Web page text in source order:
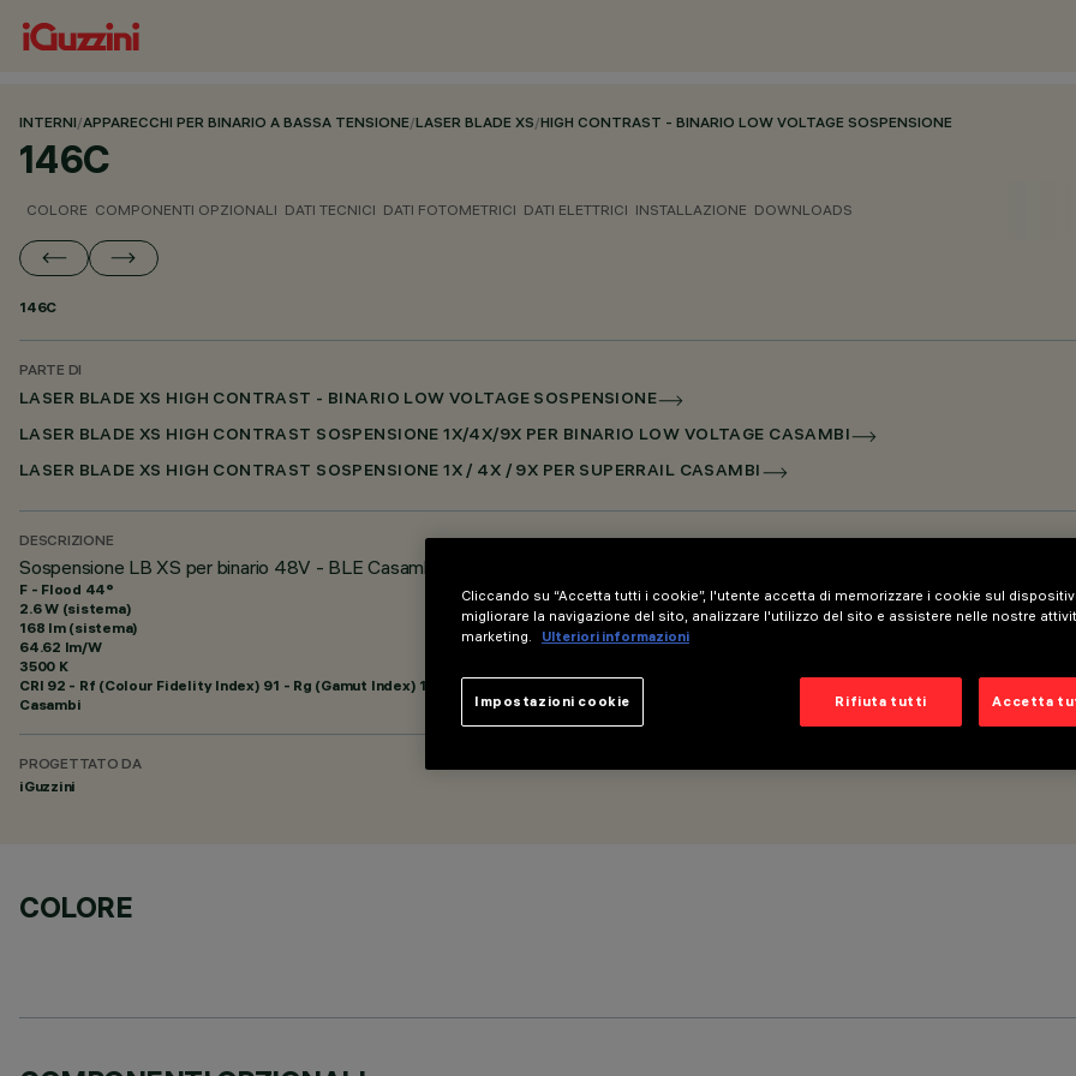
INTERNI/APPARECCHI PER BINARIO A BASSA TENSIONE/LASER BLADE XS/HIGH CONTRAST - BINARIO LOW VOLTAGE SOSPENSIONE
146C
COLORE COMPONENTI OPZIONALI DATI TECNICI DATI FOTOMETRICI DATI ELETTRICI INSTALLAZIONE DOWNLOADS
146C
PARTE DI
LASER BLADE XS HIGH CONTRAST - BINARIO LOW VOLTAGE SOSPENSIONE
LASER BLADE XS HIGH CONTRAST SOSPENSIONE 1X/4X/9X PER BINARIO LOW VOLTAGE CASAMBI
LASER BLADE XS HIGH CONTRAST SOSPENSIONE 1X / 4X / 9X PER SUPERRAIL CASAMBI
DESCRIZIONE
Sospensione LB XS per binario 48V - BLE Casambi - HC - Flood beam - h 300
F - Flood 44°
2.6 W (sistema)
168 lm (sistema)
64.62 lm/W
3500 K
CRI 92 - Rf (Colour Fidelity Index) 91 - Rg (Gamut Index) 102
Casambi
PROGETTATO DA
iGuzzini
COLORE
Cliccando su “Accetta tutti i cookie”, l'utente accetta di memorizzare i cookie sul
migliorare la navigazione del sito, analizzare l'utilizzo del sito e assistere nelle nostre
marketing.
Ulteriori informazioni
Rifiuta tutti Accetta
Impostazioni cookie